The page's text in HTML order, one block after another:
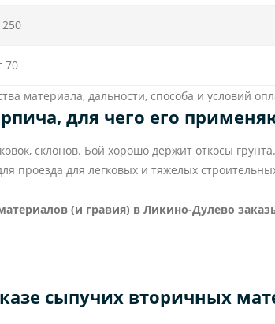
250
70
материала, дальности, способа и условий
для чего его
склонов. Бой хорошо держит откосы
проезда для легковых и тяжелых
(и гравия) в Ликино-Дулево
сыпучих вторичных